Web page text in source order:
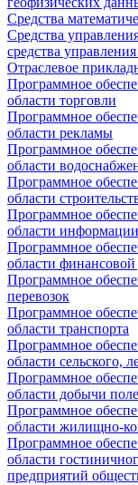
Средства
Средства
средства
Отраслевое
Программное
области торговли
Программное
области рекламы
Программное
области
Программное
области
Программное
области
Программное
области финансовой
Программное
перевозок
Программное
области транспорта
Программное
области сельского,
Программное
области добычи
Программное
области жилищно-
Программное
области
предприятий